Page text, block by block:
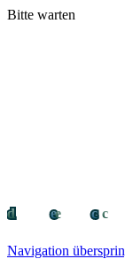
Bitte warten
Navigation